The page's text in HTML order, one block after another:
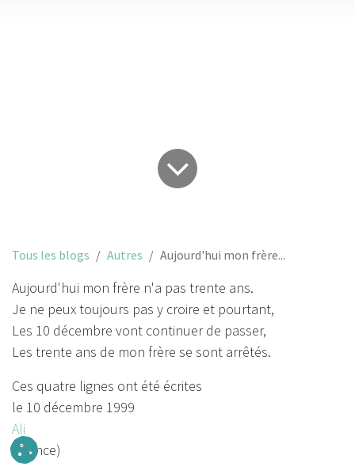
Tous les blogs Autres Aujourd'hui mon frère...
Aujourd'hui mon frère n'a pas trente ans.
Je ne peux toujours pas y croire et pourtant,
Les 10 décembre vont continuer de passer,
Les trente ans de mon frère se sont arrêtés.
Ces quatre lignes ont été écrites
le 10 décembre 1999
Ali
(France)